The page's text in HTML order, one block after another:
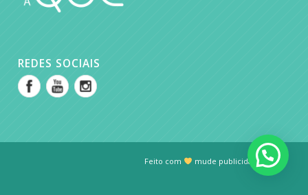
REDES SOCIAIS
Feito com mude publicidade